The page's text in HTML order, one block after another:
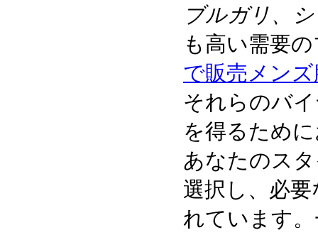
ブルガリ、
も高い需要
で販売メン
それらのバ
を得るため
あなたのス
選択し、必
れています